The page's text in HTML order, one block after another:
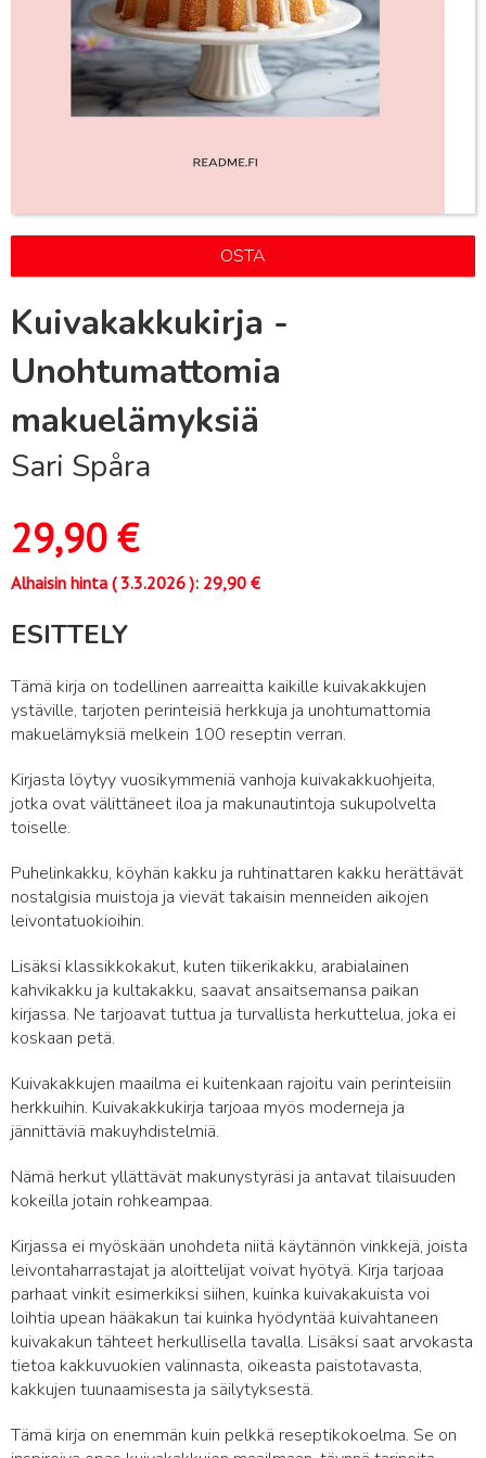
OSTA
Kuivakakkukirja -
Unohtumattomia
makuelämyksiä
Sari Spåra
29,90€
Alhaisin hinta (3.3.2026): 29,90 €
ESITTELY
Tämä kirja on todellinen aarreaitta kaikille kuivakakkujen
ystäville, tarjoten perinteisiä herkkuja ja unohtumattomia
makuelämyksiä melkein 100 reseptin verran.
Kirjasta löytyy vuosikymmeniä vanhoja kuivakakkuohjeita,
jotka ovat välittäneet iloa ja makunautintoja sukupolvelta
toiselle.
Puhelinkakku, köyhän kakku ja ruhtinattaren kakku herättävät
nostalgisia muistoja ja vievät takaisin menneiden aikojen
leivontatuokioihin.
Lisäksi klassikkokakut, kuten tiikerikakku, arabialainen
kahvikakku ja kultakakku, saavat ansaitsemansa paikan
kirjassa. Ne tarjoavat tuttua ja turvallista herkuttelua, joka ei
koskaan petä.
Kuivakakkujen maailma ei kuitenkaan rajoitu vain perinteisiin
herkkuihin. Kuivakakkukirja tarjoaa myös moderneja ja
jännittäviä makuyhdistelmiä.
Nämä herkut yllättävät makunystyräsi ja antavat tilaisuuden
kokeilla jotain rohkeampaa.
Kirjassa ei myöskään unohdeta niitä käytännön vinkkejä, joista
leivontaharrastajat ja aloittelijat voivat hyötyä. Kirja tarjoaa
parhaat vinkit esimerkiksi siihen, kuinka kuivakakuista voi
loihtia upean hääkakun tai kuinka hyödyntää kuivahtaneen
kuivakakun tähteet herkullisella tavalla. Lisäksi saat arvokasta
tietoa kakkuvuokien valinnasta, oikeasta paistotavasta,
kakkujen tuunaamisesta ja säilytyksestä.
Tämä kirja on enemmän kuin pelkkä reseptikokoelma. Se on